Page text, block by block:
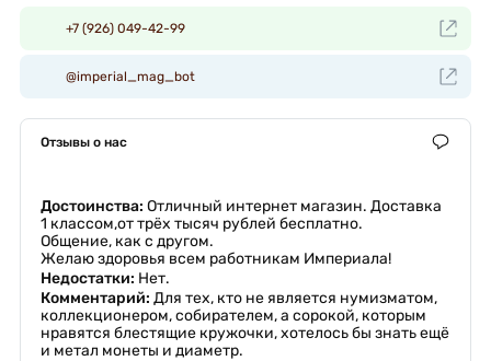
+7 (926) 049-42-99
@imperial_mag_bot
Отзывы о нас
Достоинства: Отличный интернет магазин. Доставка
1 классом,от трёх тысяч рублей бесплатно.
Общение, как с другом.
Желаю здоровья всем работникам Империала!
Недостатки: Нет.
Комментарий: Для тех, кто не является нумизматом,
коллекционером, собирателем, а сорокой, которым
нравятся блестящие кружочки, хотелось бы знать ещё
и метал монеты и диаметр.